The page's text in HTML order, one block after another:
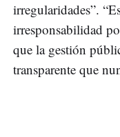
irregularidades”.
irresponsabilidad
que la gestión
transparente que